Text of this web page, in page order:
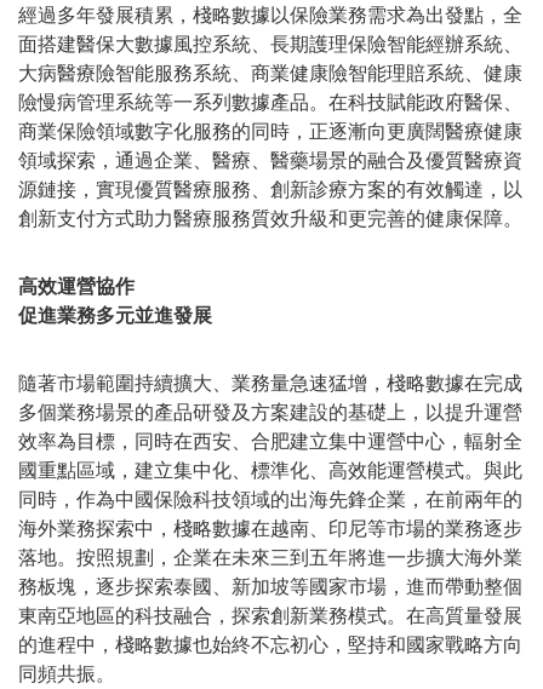
經過多年發展積累，棧略數據以保險業務需求為出發點，全
面搭建醫保大數據風控系統、長期護理保險智能經辦系統、
大病醫療險智能服務系統、商業健康險智能理賠系統、健康
險慢病管理系統等一系列數據產品。在科技賦能政府醫保、
商業保險領域數字化服務的同時，正逐漸向更廣闊醫療健康
領域探索，通過企業、醫療、醫藥場景的融合及優質醫療資
源鏈接，實現優質醫療服務、創新診療方案的有效觸達，以
創新支付方式助力醫療服務質效升級和更完善的健康保障。
高效運營協作
促進業務多元並進發展
隨著市場範圍持續擴大、業務量急速猛增，棧略數據在完成
多個業務場景的產品研發及方案建設的基礎上，以提升運營
效率為目標，同時在西安、合肥建立集中運營中心，輻射全
國重點區域，建立集中化、標準化、高效能運營模式。與此
同時，作為中國保險科技領域的出海先鋒企業，在前兩年的
海外業務探索中，棧略數據在越南、印尼等市場的業務逐步
落地。按照規劃，企業在未來三到五年將進一步擴大海外業
務板塊，逐步探索泰國、新加坡等國家市場，進而帶動整個
東南亞地區的科技融合，探索創新業務模式。在高質量發展
的進程中，棧略數據也始終不忘初心，堅持和國家戰略方向
同頻共振。